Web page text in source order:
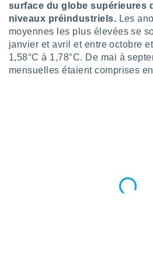
surface du globe supérieures
niveaux préindustriels. Les
moyennes les plus élevées se
janvier et avril et entre octobre
1,58°C à 1,78°C. De mai à
mensuelles étaient comprises